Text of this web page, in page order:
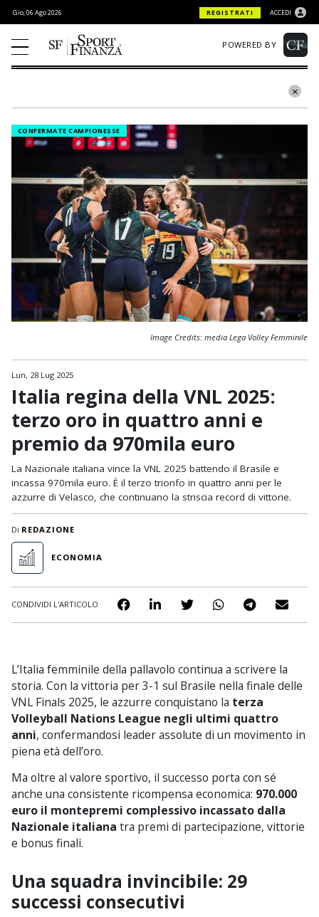
Gio, 06 Ago 2026 REGISTRATI ACCEDI
POWERED BY
Lun, 28 Lug 2025
Italia regina della VNL 2025:
terzo oro in quattro anni e
premio da 970mila euro
La Nazionale italiana vince la VNL 2025 battendo il Brasile e
incassa 970mila euro. È il terzo trionfo in quattro anni per le
azzurre di Velasco, che continuano la striscia record di vittorie.
Di REDAZIONE
ECONOMIA
CONDIVIDI L'ARTICOLO
CONFERMATE CAMPIONESSE
Image Credits: media Lega Volley Femminile
L’Italia femminile della pallavolo continua a scrivere la
storia. Con la vittoria per 3-1 sul Brasile nella finale delle
VNL Finals 2025, le azzurre conquistano la terza
Volleyball Nations League negli ultimi quattro
anni, confermandosi leader assolute di un movimento in
piena età dell’oro.
Ma oltre al valore sportivo, il successo porta con sé
anche una consistente ricompensa economica: 970.000
euro il montepremi complessivo incassato dalla
Nazionale italiana tra premi di partecipazione, vittorie
e bonus finali.
Una squadra invincibile: 29
successi consecutivi